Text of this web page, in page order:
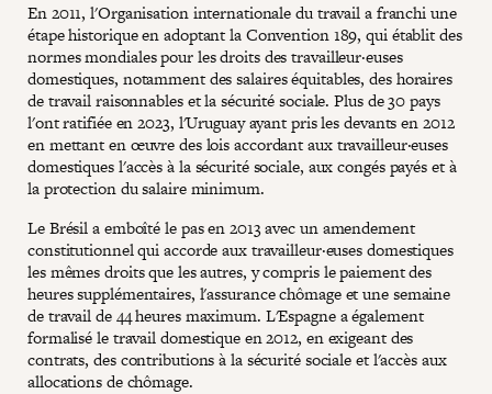
En 2011, l'Organisation internationale du travail a franchi une
étape historique en adoptant la Convention 189, qui établit des
normes mondiales pour les droits des travailleur·euses
domestiques, notamment des salaires équitables, des horaires
de travail raisonnables et la sécurité sociale. Plus de 30 pays
l'ont ratifiée en 2023, l'Uruguay ayant pris les devants en 2012
en mettant en œuvre des lois accordant aux travailleur·euses
domestiques l'accès à la sécurité sociale, aux congés payés et à
la protection du salaire minimum.
Le Brésil a emboîté le pas en 2013 avec un amendement
constitutionnel qui accorde aux travailleur·euses domestiques
les mêmes droits que les autres, y compris le paiement des
heures supplémentaires, l'assurance chômage et une semaine
de travail de 44 heures maximum. L'Espagne a également
formalisé le travail domestique en 2012, en exigeant des
contrats, des contributions à la sécurité sociale et l'accès aux
allocations de chômage.